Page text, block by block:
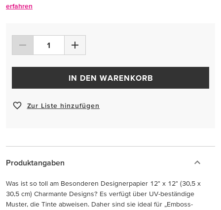
erfahren
IN DEN WARENKORB
Zur Liste hinzufügen
Produktangaben
Was ist so toll am Besonderen Designerpapier 12" x 12" (30,5 x
30,5 cm) Charmante Designs? Es verfügt über UV-beständige
Muster, die Tinte abweisen. Daher sind sie ideal für „Emboss-